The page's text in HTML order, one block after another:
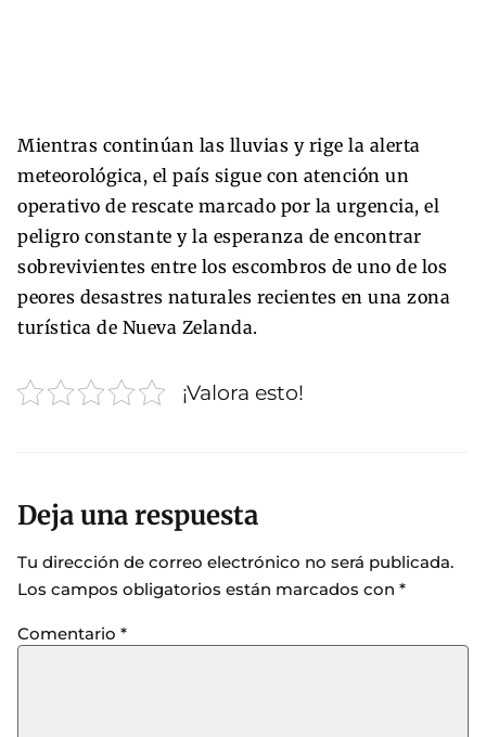
Mientras continúan las lluvias y rige la alerta
meteorológica, el país sigue con atención un
operativo de rescate marcado por la urgencia, el
peligro constante y la esperanza de encontrar
sobrevivientes entre los escombros de uno de los
peores desastres naturales recientes en una zona
turística de Nueva Zelanda.
¡Valora esto!
Deja una respuesta
Tu dirección de correo electrónico no será publicada.
Los campos obligatorios están marcados con *
Comentario *